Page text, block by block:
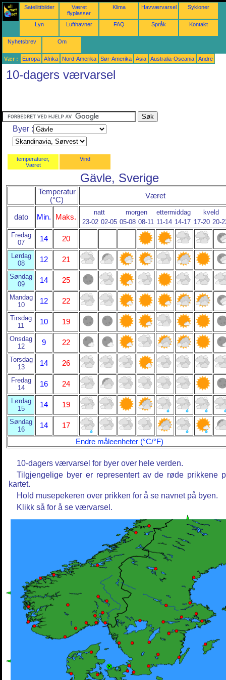
Satellittbilder
Været
flyplasser
Klima Havværvarsel Sykloner
Lyn Lufthavner FAQ Språk Kontakt
Nyhetsbrev Om
Vær : Europa Afrika Nord-Amerika Sør-Amerika Asia Australia-Oseania Andre
10-dagers værvarsel
Byer :
temperaturer,
Været
Vind
Gävle, Sverige
Temperatur
(°C)
Været
dato Min. Maks.
natt morgen ettermiddag
kveld
23-02 02-05 05-08 08-11 11-14 14-17 17-20 20-
Fredag
07
14 20
Lørdag
08
12 21
Søndag
09
14 25
Mandag
10
12 22
Tirsdag
11
10 19
Onsdag
12
9 22
Torsdag
13
14 26
Fredag
14
16 24
Lørdag
15
14 19
Søndag
16
14
17
Endre måleenheter (°C/°F)
10-dagers værvarsel for byer over hele verden.
Tilgjengelige byer er representert av de røde prikkene
kartet.
Hold musepekeren over prikken for å se navnet på byen.
Klikk så for å se værvarsel.